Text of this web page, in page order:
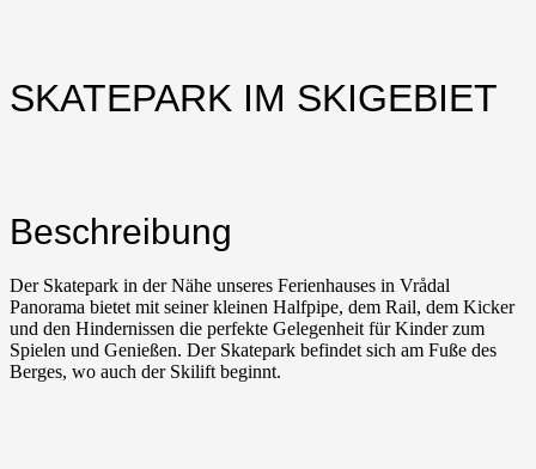
SKATEPARK IM SKIGEBIET
Beschreibung
Der Skatepark in der Nähe unseres Ferienhauses in Vrådal
Panorama bietet mit seiner kleinen Halfpipe, dem Rail, dem Kicker
und den Hindernissen die perfekte Gelegenheit für Kinder zum
Spielen und Genießen. Der Skatepark befindet sich am Fuße des
Berges, wo auch der Skilift beginnt.